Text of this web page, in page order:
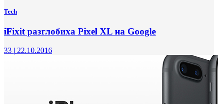
Tech
iFixit разглобиха Pixel XL на Google
33 | 22.10.2016